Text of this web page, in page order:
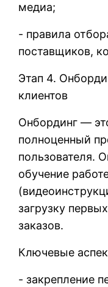
медиа;
- правила
поставщиков,
Этап 4.
клиентов
Онбординг —
полноценный
пользователя.
обучение
загрузку
заказов.
Ключевые
- закрепление